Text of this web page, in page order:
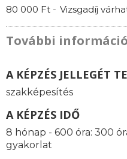
80 000 Ft - Vizsgadíj
További információ
A KÉPZÉS JELLEGÉT
szakképesítés
A KÉPZÉS IDŐ
8 hónap - 600 óra: 300
gyakorlat